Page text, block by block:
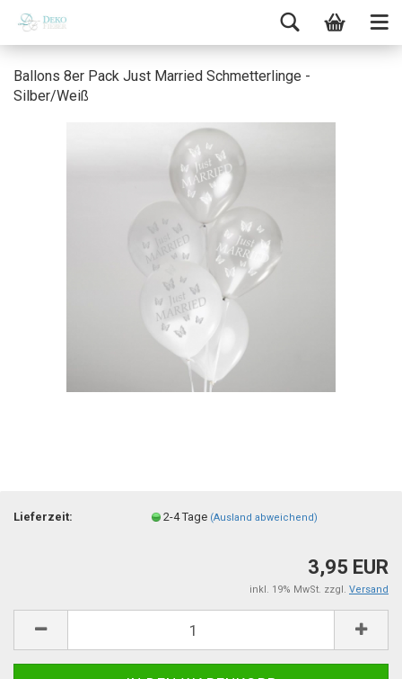
Ballons 8er Pack Just Married Schmetterlinge -
Silber/Weiß
Lieferzeit: 2-4 Tage (Ausland abweichend)
3,95 EUR
inkl. 19% MwSt. zzgl. Versand